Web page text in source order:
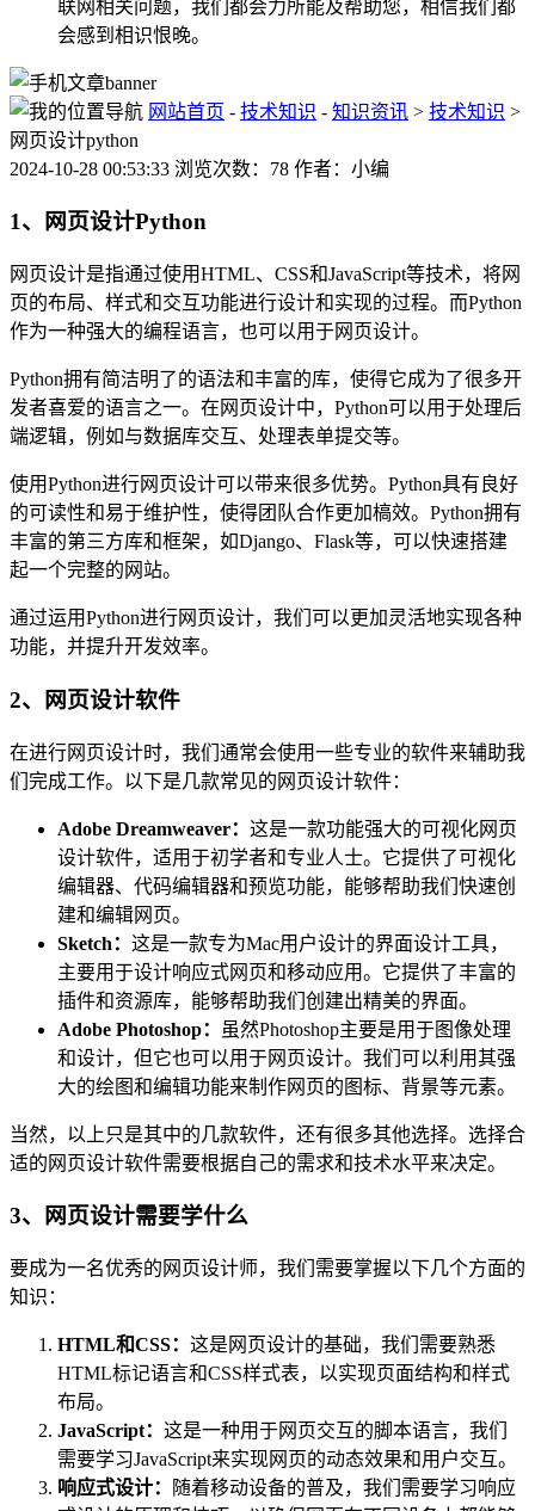
联网相关问题，我们都会力所能及帮助您，相信我们都
会感到相识恨晚。
网站首页 - 技术知识 - 知识资讯 > 技术知识 >
网页设计python
2024-10-28 00:53:33 浏览次数：78 作者：小编
1、网页设计Python
网页设计是指通过使用HTML、CSS和JavaScript等技术，将网
页的布局、样式和交互功能进行设计和实现的过程。而Python
作为一种强大的编程语言，也可以用于网页设计。
Python拥有简洁明了的语法和丰富的库，使得它成为了很多开
发者喜爱的语言之一。在网页设计中，Python可以用于处理后
端逻辑，例如与数据库交互、处理表单提交等。
使用Python进行网页设计可以带来很多优势。Python具有良好
的可读性和易于维护性，使得团队合作更加槁效。Python拥有
丰富的第三方库和框架，如Django、Flask等，可以快速搭建
起一个完整的网站。
通过运用Python进行网页设计，我们可以更加灵活地实现各种
功能，并提升开发效率。
2、网页设计软件
在进行网页设计时，我们通常会使用一些专业的软件来辅助我
们完成工作。以下是几款常见的网页设计软件：
Adobe Dreamweaver： 这是一款功能强大的可视化网页
设计软件，适用于初学者和专业人士。它提供了可视化
编辑器、代码编辑器和预览功能，能够帮助我们快速创
建和编辑网页。
Sketch： 这是一款专为Mac用户设计的界面设计工具，
主要用于设计响应式网页和移动应用。它提供了丰富的
插件和资源库，能够帮助我们创建出精美的界面。
Adobe Photoshop：
虽然Photoshop主要是用于图像处理
和设计，但它也可以用于网页设计。我们可以利用其强
大的绘图和编辑功能来制作网页的图标、背景等元素。
当然，以上只是其中的几款软件，还有很多其他选择。选择合
适的网页设计软件需要根据自己的需求和技术水平来决定。
3、网页设计需要学什么
要成为一名优秀的网页设计师，我们需要掌握以下几个方面的
知识：
HTML和CSS： 这是网页设计的基础，我们需要熟悉
HTML标记语言和CSS样式表，以实现页面结构和样式
布局。
JavaScript： 这是一种用于网页交互的脚本语言，我们
需要学习JavaScript来实现网页的动态效果和用户交互。
响应式设计：
随着移动设备的普及，我们需要学习响应